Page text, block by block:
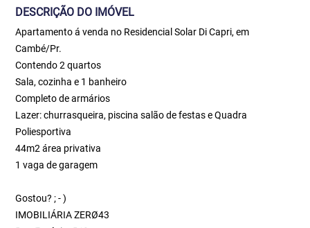
DESCRIÇÃO DO IMÓVEL
Apartamento á venda no Residencial Solar Di Capri, em
Cambé/Pr.
Contendo 2 quartos
Sala, cozinha e 1 banheiro
Completo de armários
Lazer: churrasqueira, piscina salão de festas e Quadra
Poliesportiva
44m2 área privativa
1 vaga de garagem
Gostou? ; - )
IMOBILIÁRIA ZERØ43